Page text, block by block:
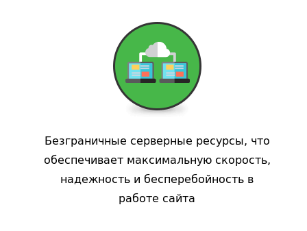
Безграничные серверные ресурсы, что
обеспечивает максимальную скорость,
надежность и бесперебойность в
работе сайта